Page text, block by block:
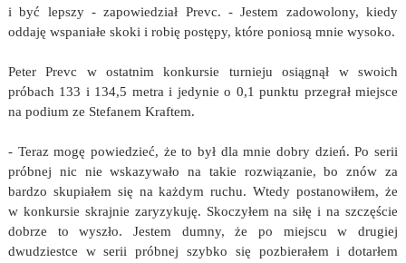
i być lepszy - zapowiedział Prevc. - Jestem zadowolony, kiedy
oddaję wspaniałe skoki i robię postępy, które poniosą mnie wysoko.
Peter Prevc w ostatnim konkursie turnieju osiągnął w swoich
próbach 133 i 134,5 metra i jedynie o 0,1 punktu przegrał miejsce
na podium ze Stefanem Kraftem.
- Teraz mogę powiedzieć, że to był dla mnie dobry dzień. Po serii
próbnej nic nie wskazywało na takie rozwiązanie, bo znów za
bardzo skupiałem się na każdym ruchu. Wtedy postanowiłem, że
w konkursie skrajnie zaryzykuję. Skoczyłem na siłę i na szczęście
dobrze to wyszło. Jestem dumny, że po miejscu w drugiej
dwudziestce w serii próbnej szybko się pozbierałem i dotarłem